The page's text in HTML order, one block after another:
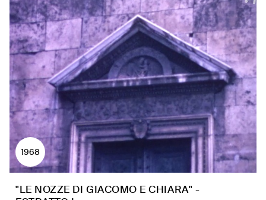
1968
"LE NOZZE DI GIACOMO E CHIARA" -